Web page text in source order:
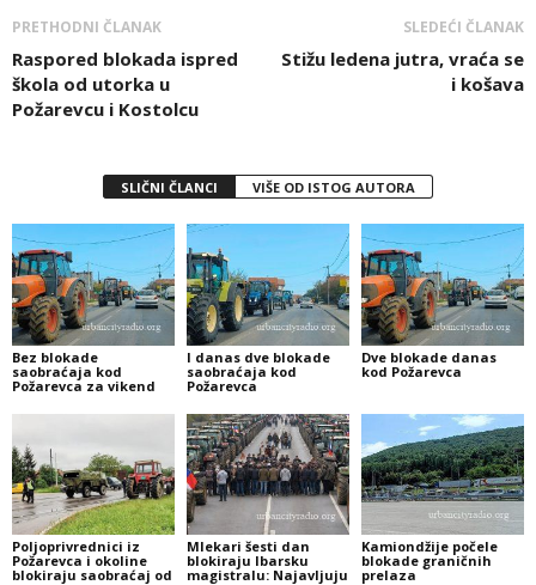
PRETHODNI ČLANAK
Raspored blokada ispred
škola od utorka u
Požarevcu i Kostolcu
SLEDEĆI ČLANAK
Stižu ledena jutra, vraća se
i košava
SLIČNI ČLANCI VIŠE OD ISTOG AUTORA
Bez blokade
saobraćaja kod
Požarevca za vikend
I danas dve blokade
saobraćaja kod
Požarevca
Dve blokade danas
kod Požarevca
Poljoprivrednici iz
Požarevca i okoline
blokiraju saobraćaj od
Mlekari šesti dan
blokiraju Ibarsku
magistralu: Najavljuju
Kamiondžije počele
blokade graničnih
prelaza